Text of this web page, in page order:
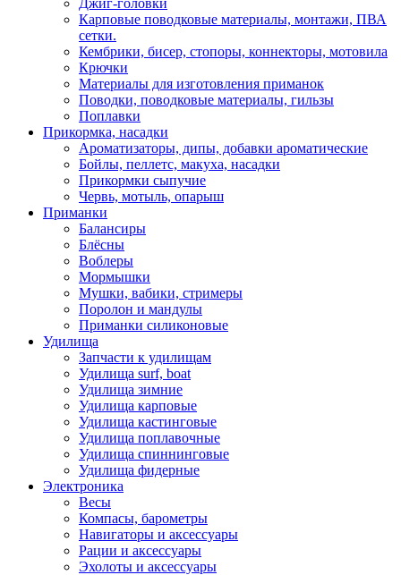
Джиг-головки
Карповые поводковые материалы, монтажи, ПВА
сетки.
Кембрики, бисер, стопоры, коннекторы, мотовила
Крючки
Материалы для изготовления приманок
Поводки, поводковые материалы, гильзы
Поплавки
Прикормка, насадки
Ароматизаторы, дипы, добавки ароматические
Бойлы, пеллетс, макуха, насадки
Прикормки сыпучие
Червь, мотыль, опарыш
Приманки
Балансиры
Блёсны
Воблеры
Мормышки
Мушки, вабики, стримеры
Поролон и мандулы
Приманки силиконовые
Удилища
Запчасти к удилищам
Удилища surf, boat
Удилища зимние
Удилища карповые
Удилища кастинговые
Удилища поплавочные
Удилища спиннинговые
Удилища фидерные
Электроника
Весы
Компасы, барометры
Навигаторы и аксессуары
Рации и аксессуары
Эхолоты и аксессуары